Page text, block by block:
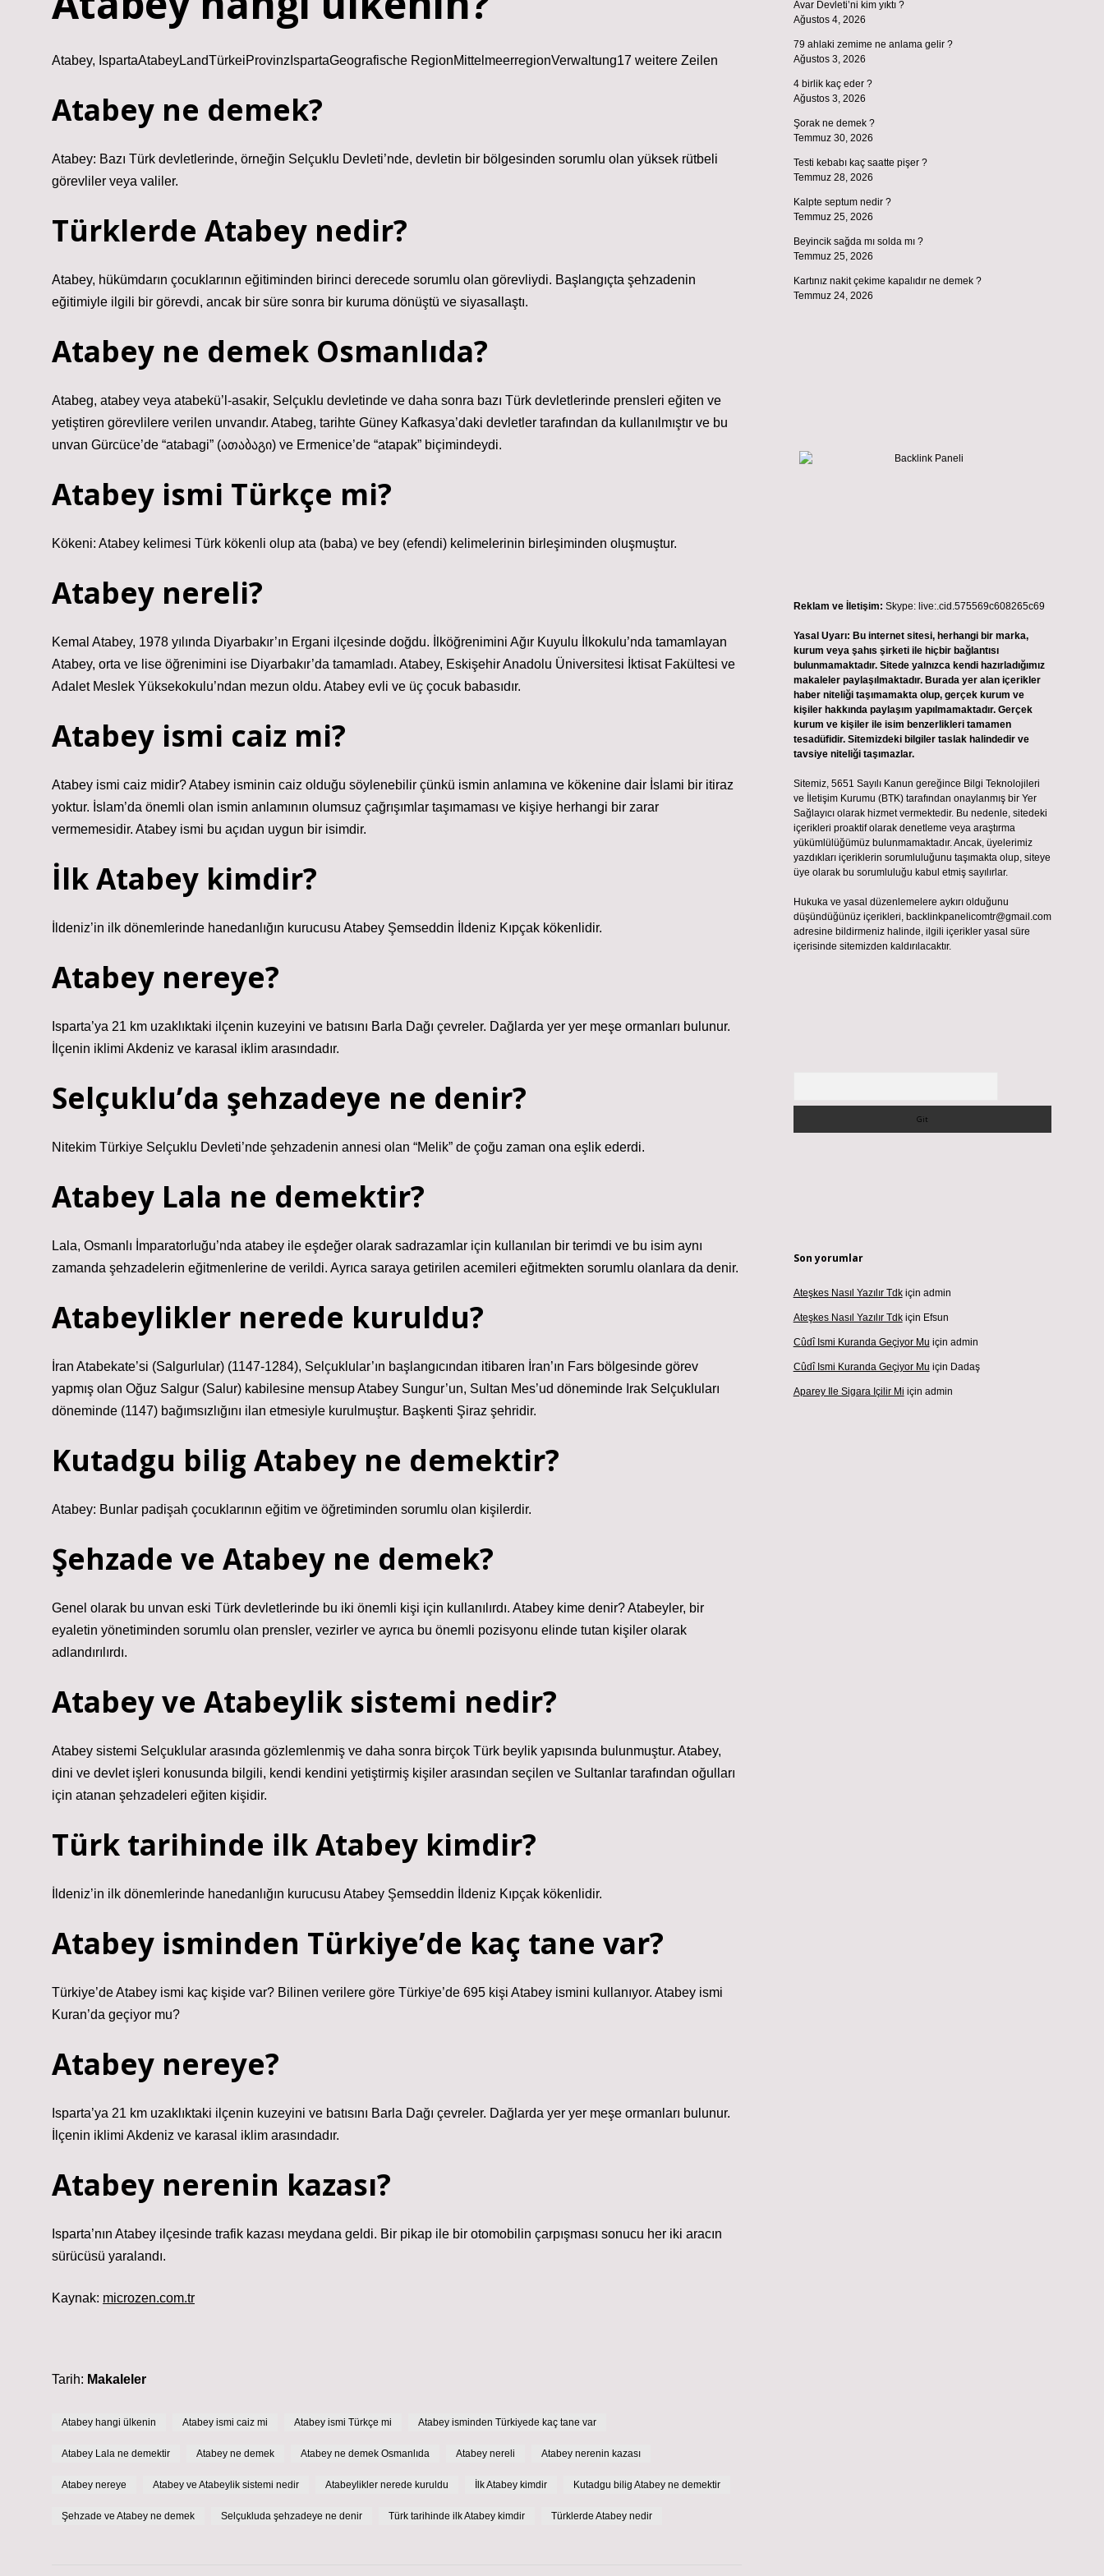
Atabey, IspartaAtabeyLandTürkeiProvinzIspartaGeografische RegionMittelmeerregionVerwaltung17 weitere Zeilen
Atabey ne demek?
Atabey: Bazı Türk devletlerinde, örneğin Selçuklu Devleti’nde, devletin bir bölgesinden sorumlu olan yüksek rütbeli
görevliler veya valiler.
Türklerde Atabey nedir?
Atabey, hükümdarın çocuklarının eğitiminden birinci derecede sorumlu olan görevliydi. Başlangıçta şehzadenin
eğitimiyle ilgili bir görevdi, ancak bir süre sonra bir kuruma dönüştü ve siyasallaştı.
Atabey ne demek Osmanlıda?
Atabeg, atabey veya atabekü’l-asakir, Selçuklu devletinde ve daha sonra bazı Türk devletlerinde prensleri eğiten ve
yetiştiren görevlilere verilen unvandır. Atabeg, tarihte Güney Kafkasya’daki devletler tarafından da kullanılmıştır ve bu
unvan Gürcüce’de “atabagi” (ათაბაგი) ve Ermenice’de “atapak” biçimindeydi.
Atabey ismi Türkçe mi?
Kökeni: Atabey kelimesi Türk kökenli olup ata (baba) ve bey (efendi) kelimelerinin birleşiminden oluşmuştur.
Atabey nereli?
Kemal Atabey, 1978 yılında Diyarbakır’ın Ergani ilçesinde doğdu. İlköğrenimini Ağır Kuyulu İlkokulu’nda tamamlayan
Atabey, orta ve lise öğrenimini ise Diyarbakır’da tamamladı. Atabey, Eskişehir Anadolu Üniversitesi İktisat Fakültesi ve
Adalet Meslek Yüksekokulu’ndan mezun oldu. Atabey evli ve üç çocuk babasıdır.
Atabey ismi caiz mi?
Atabey ismi caiz midir? Atabey isminin caiz olduğu söylenebilir çünkü ismin anlamına ve kökenine dair İslami bir itiraz
yoktur. İslam’da önemli olan ismin anlamının olumsuz çağrışımlar taşımaması ve kişiye herhangi bir zarar
vermemesidir. Atabey ismi bu açıdan uygun bir isimdir.
İlk Atabey kimdir?
İldeniz’in ilk dönemlerinde hanedanlığın kurucusu Atabey Şemseddin İldeniz Kıpçak kökenlidir.
Atabey nereye?
Isparta’ya 21 km uzaklıktaki ilçenin kuzeyini ve batısını Barla Dağı çevreler. Dağlarda yer yer meşe ormanları bulunur.
İlçenin iklimi Akdeniz ve karasal iklim arasındadır.
Selçuklu’da şehzadeye ne denir?
Nitekim Türkiye Selçuklu Devleti’nde şehzadenin annesi olan “Melik” de çoğu zaman ona eşlik ederdi.
Atabey Lala ne demektir?
Lala, Osmanlı İmparatorluğu’nda atabey ile eşdeğer olarak sadrazamlar için kullanılan bir terimdi ve bu isim aynı
zamanda şehzadelerin eğitmenlerine de verildi. Ayrıca saraya getirilen acemileri eğitmekten sorumlu olanlara da denir.
Atabeylikler nerede kuruldu?
İran Atabekate’si (Salgurlular) (1147-1284), Selçuklular’ın başlangıcından itibaren İran’ın Fars bölgesinde görev
yapmış olan Oğuz Salgur (Salur) kabilesine mensup Atabey Sungur’un, Sultan Mes’ud döneminde Irak Selçukluları
döneminde (1147) bağımsızlığını ilan etmesiyle kurulmuştur. Başkenti Şiraz şehridir.
Kutadgu bilig Atabey ne demektir?
Atabey: Bunlar padişah çocuklarının eğitim ve öğretiminden sorumlu olan kişilerdir.
Şehzade ve Atabey ne demek?
Genel olarak bu unvan eski Türk devletlerinde bu iki önemli kişi için kullanılırdı. Atabey kime denir? Atabeyler, bir
eyaletin yönetiminden sorumlu olan prensler, vezirler ve ayrıca bu önemli pozisyonu elinde tutan kişiler olarak
adlandırılırdı.
Atabey ve Atabeylik sistemi nedir?
Atabey sistemi Selçuklular arasında gözlemlenmiş ve daha sonra birçok Türk beylik yapısında bulunmuştur. Atabey,
dini ve devlet işleri konusunda bilgili, kendi kendini yetiştirmiş kişiler arasından seçilen ve Sultanlar tarafından oğulları
için atanan şehzadeleri eğiten kişidir.
Türk tarihinde ilk Atabey kimdir?
İldeniz’in ilk dönemlerinde hanedanlığın kurucusu Atabey Şemseddin İldeniz Kıpçak kökenlidir.
Atabey isminden Türkiye’de kaç tane var?
Türkiye’de Atabey ismi kaç kişide var? Bilinen verilere göre Türkiye’de 695 kişi Atabey ismini kullanıyor. Atabey ismi
Kuran’da geçiyor mu?
Atabey nereye?
Isparta’ya 21 km uzaklıktaki ilçenin kuzeyini ve batısını Barla Dağı çevreler. Dağlarda yer yer meşe ormanları bulunur.
İlçenin iklimi Akdeniz ve karasal iklim arasındadır.
Atabey nerenin kazası?
Isparta’nın Atabey ilçesinde trafik kazası meydana geldi. Bir pikap ile bir otomobilin çarpışması sonucu her iki aracın
sürücüsü yaralandı.
Kaynak: microzen.com.tr
Tarih: Makaleler
Atabey hangi ülkenin Atabey ismi caiz mi Atabey ismi Türkçe mi Atabey isminden Türkiyede kaç tane var
Atabey Lala ne demektir Atabey ne demek Atabey ne demek Osmanlıda Atabey nereli Atabey nerenin kazası
Atabey nereye Atabey ve Atabeylik sistemi nedir Atabeylikler nerede kuruldu İlk Atabey kimdir Kutadgu bilig Atabey ne demektir
Şehzade ve Atabey ne demek Selçukluda şehzadeye ne denir Türk tarihinde ilk Atabey kimdir Türklerde Atabey nedir
Avar Devleti’ni kim yıktı ?
Ağustos 4, 2026
79 ahlaki zemime ne anlama gelir ?
Ağustos 3, 2026
4 birlik kaç eder ?
Ağustos 3, 2026
Şorak ne demek ?
Temmuz 30, 2026
Testi kebabı kaç saatte pişer ?
Temmuz 28, 2026
Kalpte septum nedir ?
Temmuz 25, 2026
Beyincik sağda mı solda mı ?
Temmuz 25, 2026
Kartınız nakit çekime kapalıdır ne demek ?
Temmuz 24, 2026
Reklam ve İletişim: Skype: live:.cid.575569c608265c69
Yasal Uyarı: Bu internet sitesi, herhangi bir marka,
kurum veya şahıs şirketi ile hiçbir bağlantısı
bulunmamaktadır. Sitede yalnızca kendi hazırladığımız
makaleler paylaşılmaktadır. Burada yer alan içerikler
haber niteliği taşımamakta olup, gerçek kurum ve
kişiler hakkında paylaşım yapılmamaktadır. Gerçek
kurum ve kişiler ile isim benzerlikleri tamamen
tesadüfidir. Sitemizdeki bilgiler taslak halindedir ve
tavsiye niteliği taşımazlar.
Sitemiz, 5651 Sayılı Kanun gereğince Bilgi Teknolojileri
ve İletişim Kurumu (BTK) tarafından onaylanmış bir Yer
Sağlayıcı olarak hizmet vermektedir. Bu nedenle, sitedeki
içerikleri proaktif olarak denetleme veya araştırma
yükümlülüğümüz bulunmamaktadır. Ancak, üyelerimiz
yazdıkları içeriklerin sorumluluğunu taşımakta olup, siteye
üye olarak bu sorumluluğu kabul etmiş sayılırlar.
Hukuka ve yasal düzenlemelere aykırı olduğunu
düşündüğünüz içerikleri, backlinkpanelicomtr@gmail.com
adresine bildirmeniz halinde, ilgili içerikler yasal süre
içerisinde sitemizden kaldırılacaktır.
Son yorumlar
Ateşkes Nasıl Yazılır Tdkiçin admin
Ateşkes Nasıl Yazılır Tdkiçin Efsun
Cûdî Ismi Kuranda Geçiyor Mu için admin
Cûdî Ismi Kuranda Geçiyor Mu için Dadaş
Aparey Ile Sigara Içilir Mi için admin